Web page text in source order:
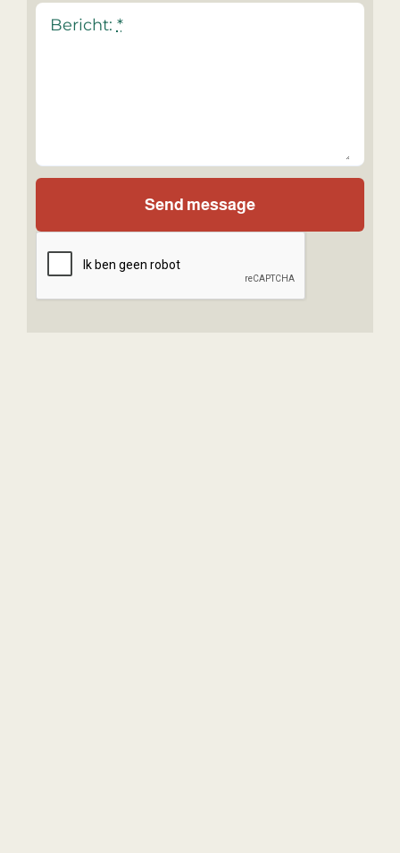
Bericht: *
Send message